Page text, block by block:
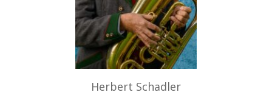
Herbert Schadler